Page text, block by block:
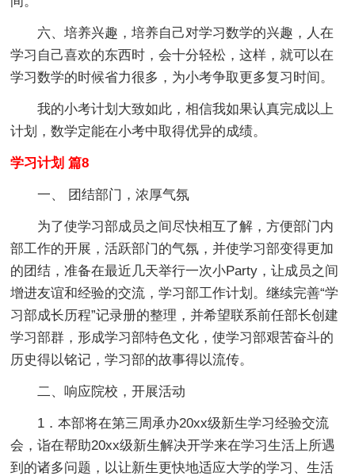
六、培养兴趣，培养自己对学习数学的兴趣，人在
学习自己喜欢的东西时，会十分轻松，这样，就可以在
学习数学的时候省力很多，为小考争取更多复习时间。
我的小考计划大致如此，相信我如果认真完成以上
计划，数学定能在小考中取得优异的成绩。
学习计划 篇8
一、 团结部门，浓厚气氛
为了使学习部成员之间尽快相互了解，方便部门内
部工作的开展，活跃部门的气氛，并使学习部变得更加
的团结，准备在最近几天举行一次小Party，让成员之间
增进友谊和经验的交流，学习部工作计划。继续完善“学
习部成长历程”记录册的整理，并希望联系前任部长创建
学习部群，形成学习部特色文化，使学习部艰苦奋斗的
历史得以铭记，学习部的故事得以流传。
二、响应院校，开展活动
1．本部将在第三周承办20xx级新生学习经验交流
会，诣在帮助20xx级新生解决开学来在学习生活上所遇
到的诸多问题，以让新生更快地适应大学的学习、生活